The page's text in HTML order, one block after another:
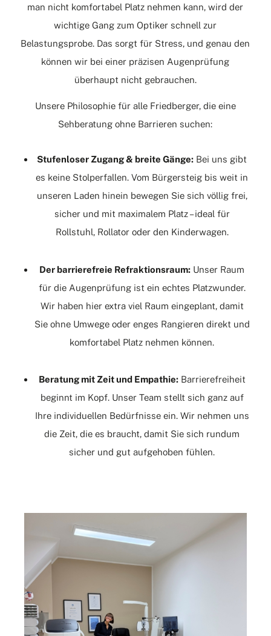
man nicht komfortabel Platz nehmen kann, wird der
wichtige Gang zum Optiker schnell zur
Belastungsprobe. Das sorgt für Stress, und genau den
können wir bei einer präzisen Augenprüfung
überhaupt nicht gebrauchen.
Unsere Philosophie für alle Friedberger, die eine
Sehberatung ohne Barrieren suchen:
Stufenloser Zugang & breite Gänge: Bei uns gibt
es keine Stolperfallen. Vom Bürgersteig bis weit in
unseren Laden hinein bewegen Sie sich völlig frei,
sicher und mit maximalem Platz – ideal für
Rollstuhl, Rollator oder den Kinderwagen.
Der barrierefreie Refraktionsraum: Unser Raum
für die Augenprüfung ist ein echtes Platzwunder.
Wir haben hier extra viel Raum eingeplant, damit
Sie ohne Umwege oder enges Rangieren direkt und
komfortabel Platz nehmen können.
Beratung mit Zeit und Empathie:Barrierefreiheit
beginnt im Kopf. Unser Team stellt sich ganz auf
Ihre individuellen Bedürfnisse ein. Wir nehmen uns
die Zeit, die es braucht, damit Sie sich rundum
sicher und gut aufgehoben fühlen.